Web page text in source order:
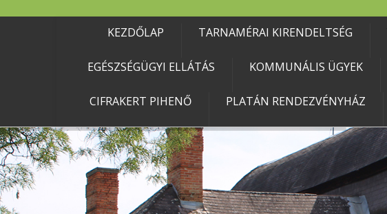
KEZDŐLAP TARNAMÉRAI KIRENDELTSÉG
EGÉSZSÉGÜGYI ELLÁTÁS KOMMUNÁLIS ÜGYEK
CIFRAKERT PIHENŐ PLATÁN RENDEZVÉNYHÁZ